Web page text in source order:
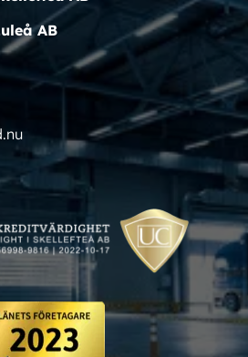
AB